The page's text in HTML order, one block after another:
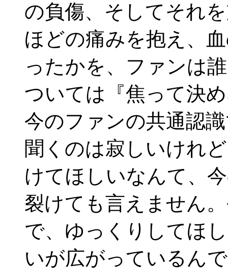
の負傷、そしてそれ
ほどの痛みを抱え、
ったかを、ファンは
ついては『焦って決
今のファンの共通認
聞くのは寂しいけれ
けてほしいなんて、
裂けても言えません
で、ゆっくりしてほ
いが広がっているん